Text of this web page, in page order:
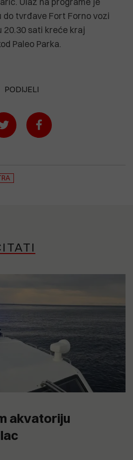
do tvrđave Fort Forno vozi
20.30 sati kreće kraj
Paleo Parka.
PODIJELI
akvatoriju